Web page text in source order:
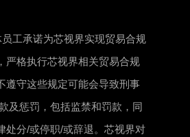
工承诺为芯视界实现贸易合规
严格执行芯视界相关贸易合规
遵守这些规定可能会导致刑事
及惩罚，包括监禁和罚款，同
处分/或停职/或辞退。芯视界对